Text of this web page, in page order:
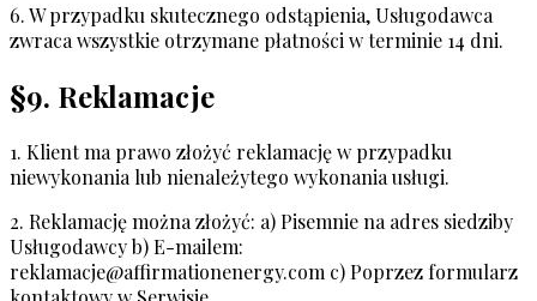
6. W przypadku skutecznego odstąpienia, Usługodawca
zwraca wszystkie otrzymane płatności w terminie 14 dni.
§9. Reklamacje
1. Klient ma prawo złożyć reklamację w przypadku
niewykonania lub nienależytego wykonania usługi.
2. Reklamację można złożyć: a) Pisemnie na adres siedziby
Usługodawcy b) E-mailem:
reklamacje@affirmationenergy.com c) Poprzez formularz